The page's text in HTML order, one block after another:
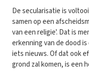
De secularisatie is
samen op een
van een religie'. Dat is
erkenning van de dood
iets nieuws. Of dat ook
grond zal komen, is een